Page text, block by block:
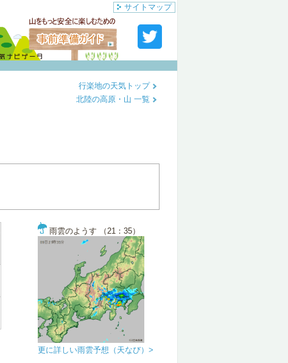
サイトマップ
行楽地の天気トップ
北陸の高原・山 一覧
雨雲のようす （21：35）
更に詳しい雨雲予想（天なび）>